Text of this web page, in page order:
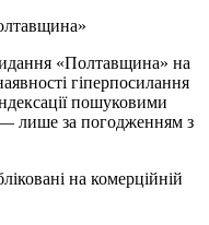
«Полтавщина» на
гіперпосилання
пошуковими
лише за погодженням з
на комерційній